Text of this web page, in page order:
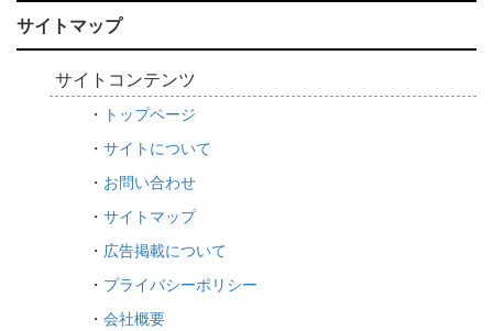
サイトマップ
サイトコンテンツ
・ トップページ
・ サイトについて
・ お問い合わせ
・ サイトマップ
・ 広告掲載について
・ プライバシーポリシー
・ 会社概要